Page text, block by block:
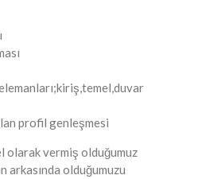
profil genleşmesi
olarak vermiş olduğumuz
arkasında olduğumuzu